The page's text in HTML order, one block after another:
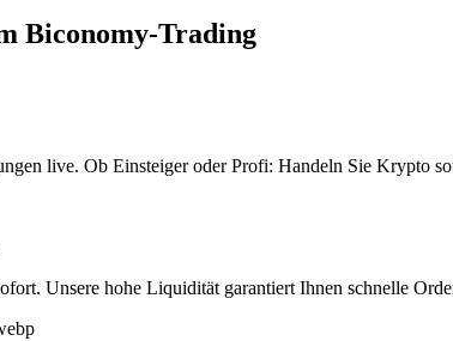
Biconomy-Trading
live. Ob Einsteiger oder Profi: Handeln Sie Krypto
Unsere hohe Liquidität garantiert Ihnen schnelle